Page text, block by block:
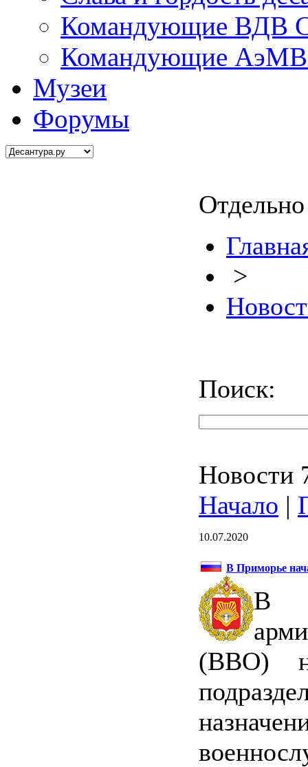
Командующие ВДВ
Командующие АэМВ
Музеи
Форумы
>
Поиск:
Новости
Начало |
10.07.2020
В Приморье
В
(ВВО)